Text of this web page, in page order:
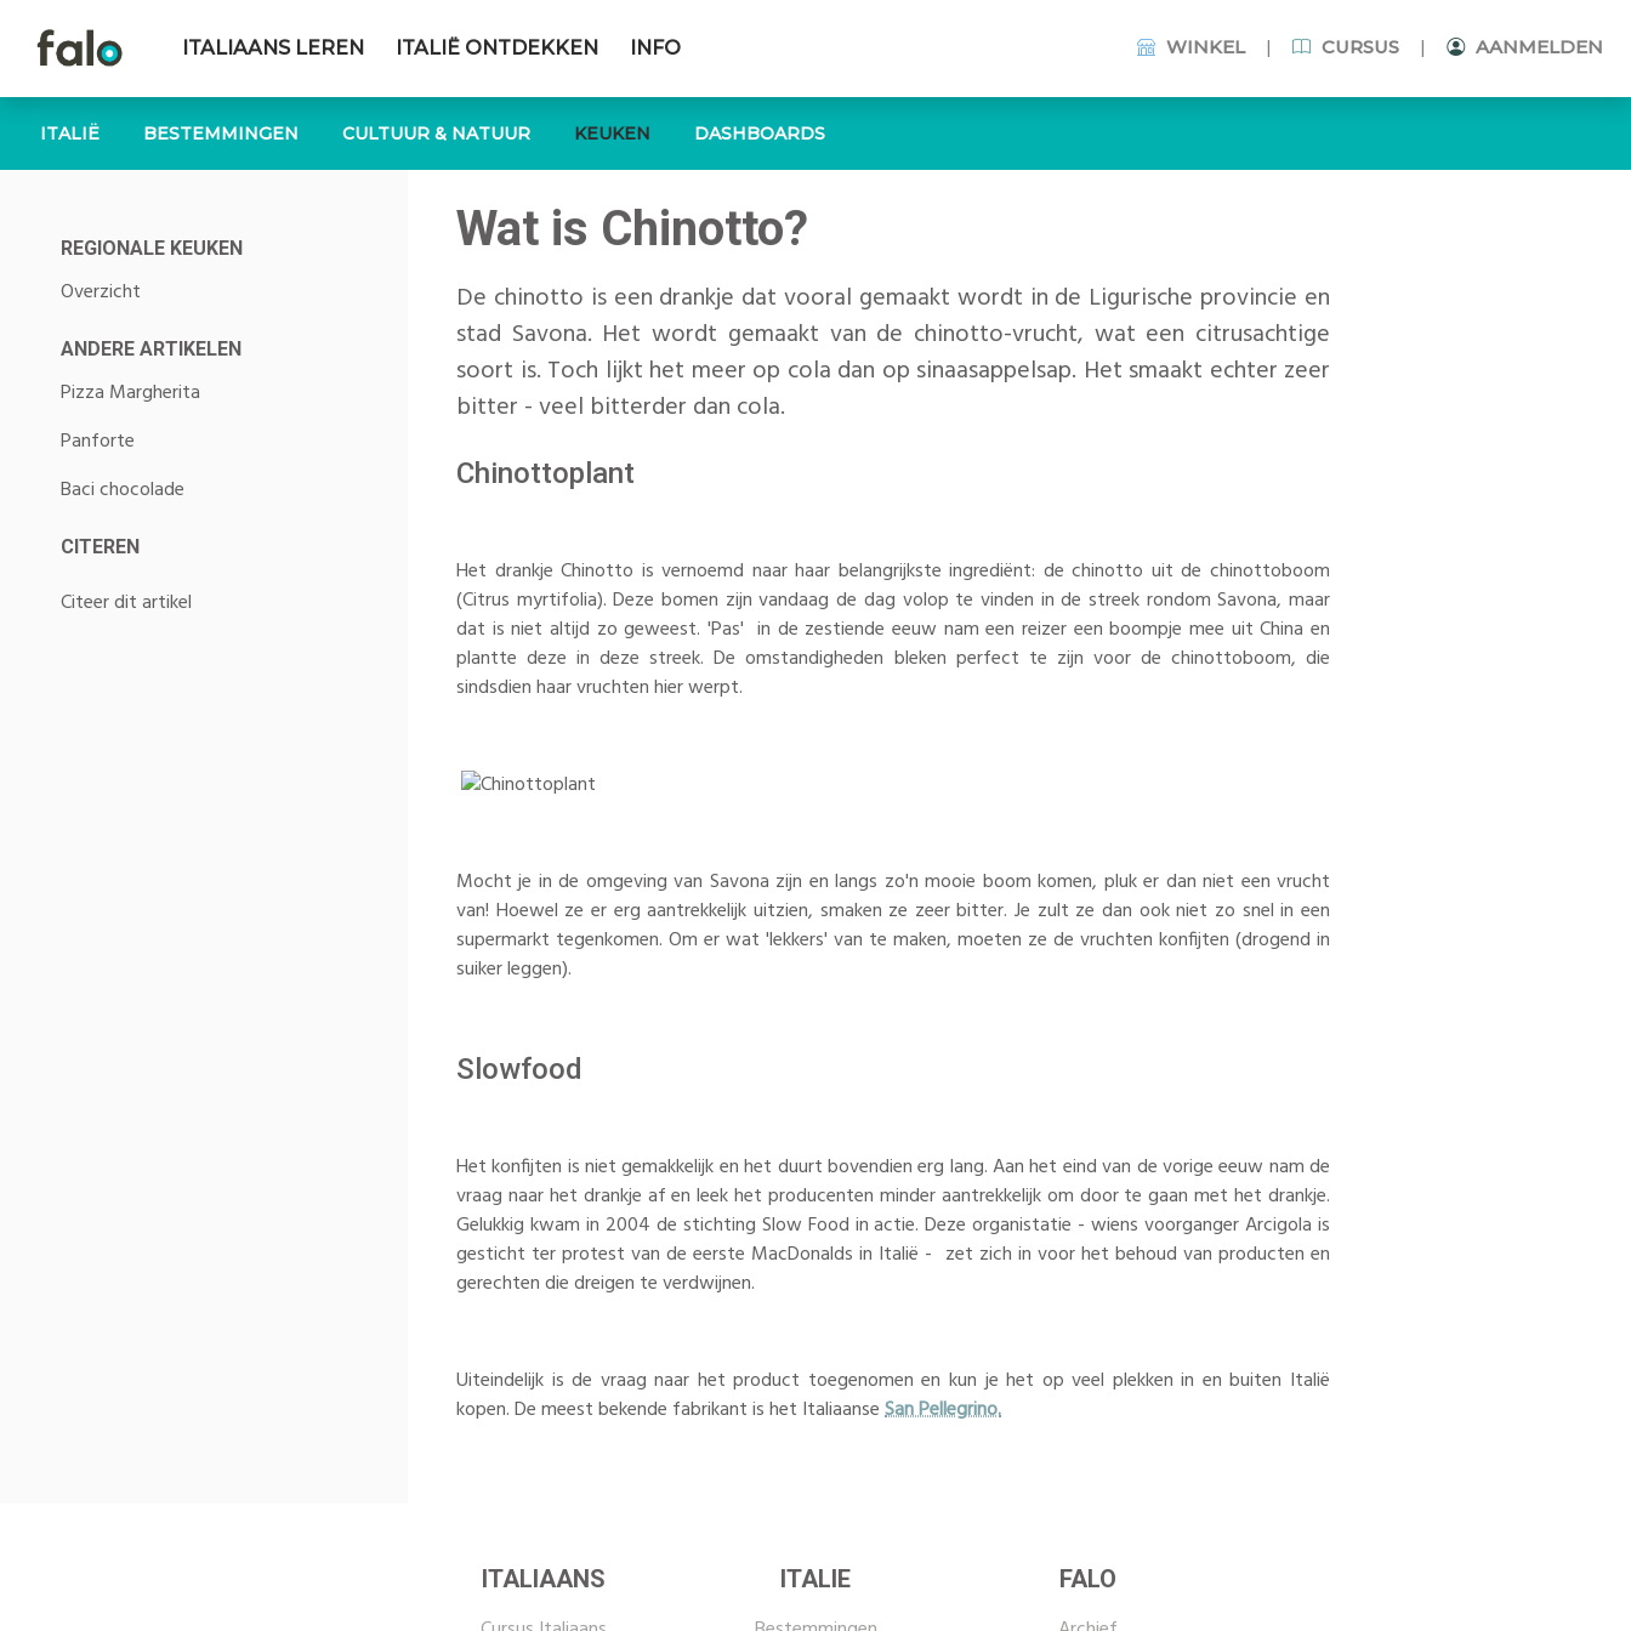
ITALIAANS LEREN ITALIË ONTDEKKEN INFO WINKEL | CURSUS | AANMELDEN
ITALIË BESTEMMINGEN CULTUUR & NATUUR KEUKEN DASHBOARDS
Wat is Chinotto?
De chinotto is een drankje dat vooral gemaakt wordt in de Ligurische provincie en
stad Savona. Het wordt gemaakt van de chinotto-vrucht, wat een citrusachtige
soort is. Toch lijkt het meer op cola dan op sinaasappelsap. Het smaakt echter zeer
bitter - veel bitterder dan cola.
Chinottoplant
Het drankje Chinotto is vernoemd naar haar belangrijkste ingrediënt: de chinotto uit de chinottoboom
(Citrus myrtifolia). Deze bomen zijn vandaag de dag volop te vinden in de streek rondom Savona, maar
dat is niet altijd zo geweest. 'Pas' in de zestiende eeuw nam een reizer een boompje mee uit China en
plantte deze in deze streek. De omstandigheden bleken perfect te zijn voor de chinottoboom, die
sindsdien haar vruchten hier werpt.
Mocht je in de omgeving van Savona zijn en langs zo'n mooie boom komen, pluk er dan niet een vrucht
van! Hoewel ze er erg aantrekkelijk uitzien, smaken ze zeer bitter. Je zult ze dan ook niet zo snel in een
supermarkt tegenkomen. Om er wat 'lekkers' van te maken, moeten ze de vruchten konfijten (drogend in
suiker leggen).
Slowfood
Het konfijten is niet gemakkelijk en het duurt bovendien erg lang. Aan het eind van de vorige eeuw nam de
vraag naar het drankje af en leek het producenten minder aantrekkelijk om door te gaan met het drankje.
Gelukkig kwam in 2004 de stichting Slow Food in actie. Deze organistatie - wiens voorganger Arcigola is
gesticht ter protest van de eerste MacDonalds in Italië - zet zich in voor het behoud van producten en
gerechten die dreigen te verdwijnen.
Uiteindelijk is de vraag naar het product toegenomen en kun je het op veel plekken in en buiten Italië
kopen. De meest bekende fabrikant is het ItaliaanseSan Pellegrino.
REGIONALE KEUKEN
Overzicht
ANDERE ARTIKELEN
Pizza Margherita
Panforte
Baci chocolade
CITEREN
Citeer dit artikel
ITALIAANS ITALIE FALO